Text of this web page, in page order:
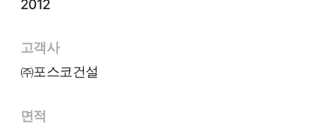
2012
고객사
㈜포스코건설
면적